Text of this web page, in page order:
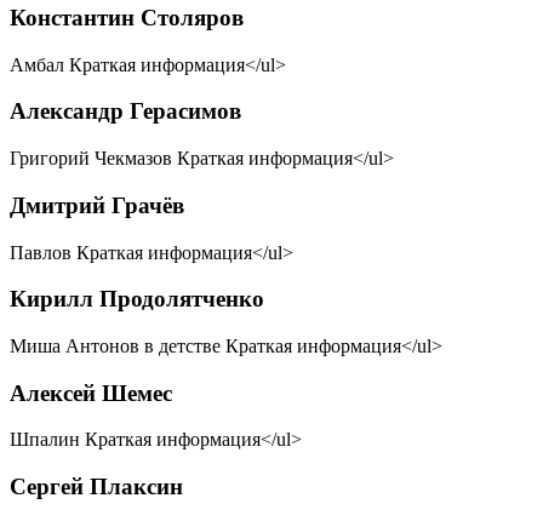
Константин Столяров
Амбал Краткая информация</ul>
Александр Герасимов
Григорий Чекмазов Краткая информация</ul>
Дмитрий Грачёв
Павлов Краткая информация</ul>
Кирилл Продолятченко
Миша Антонов в детстве Краткая информация</ul>
Алексей Шемес
Шпалин Краткая информация</ul>
Сергей Плаксин